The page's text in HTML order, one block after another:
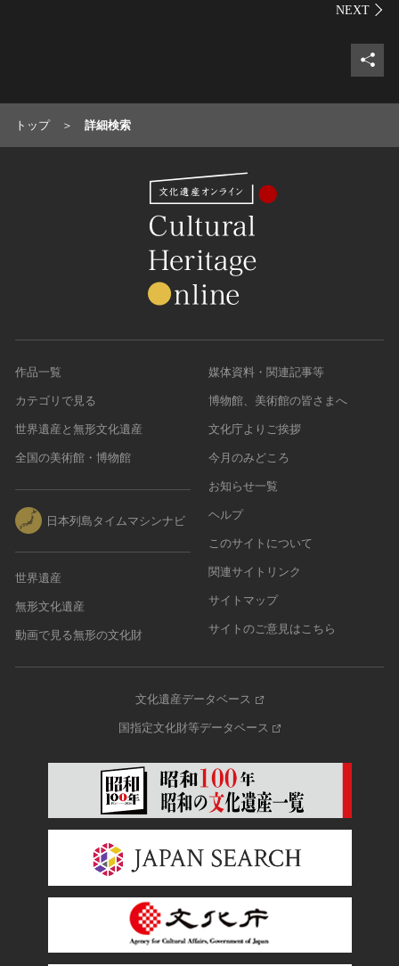
シェ
トップ 詳細検索
作品一覧
カテゴリで見る
世界遺産と無形文化遺産
全国の美術館・博物館
日本列島タイムマシンナビ
世界遺産
無形文化遺産
動画で見る無形の文化財
媒体資料・関連記事等
博物館、美術館の皆さまへ
文化庁よりご挨拶
今月のみどころ
お知らせ一覧
ヘルプ
このサイトについて
関連サイトリンク
サイトマップ
サイトのご意見はこちら
文化遺産データベース
国指定文化財等データベース